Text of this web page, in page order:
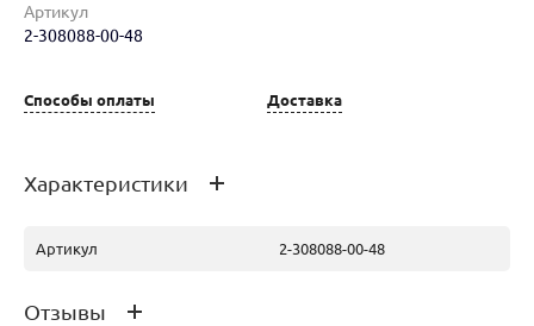
Артикул
2-308088-00-48
Способы оплаты Доставка
Характеристики
Артикул 2-308088-00-48
Отзывы